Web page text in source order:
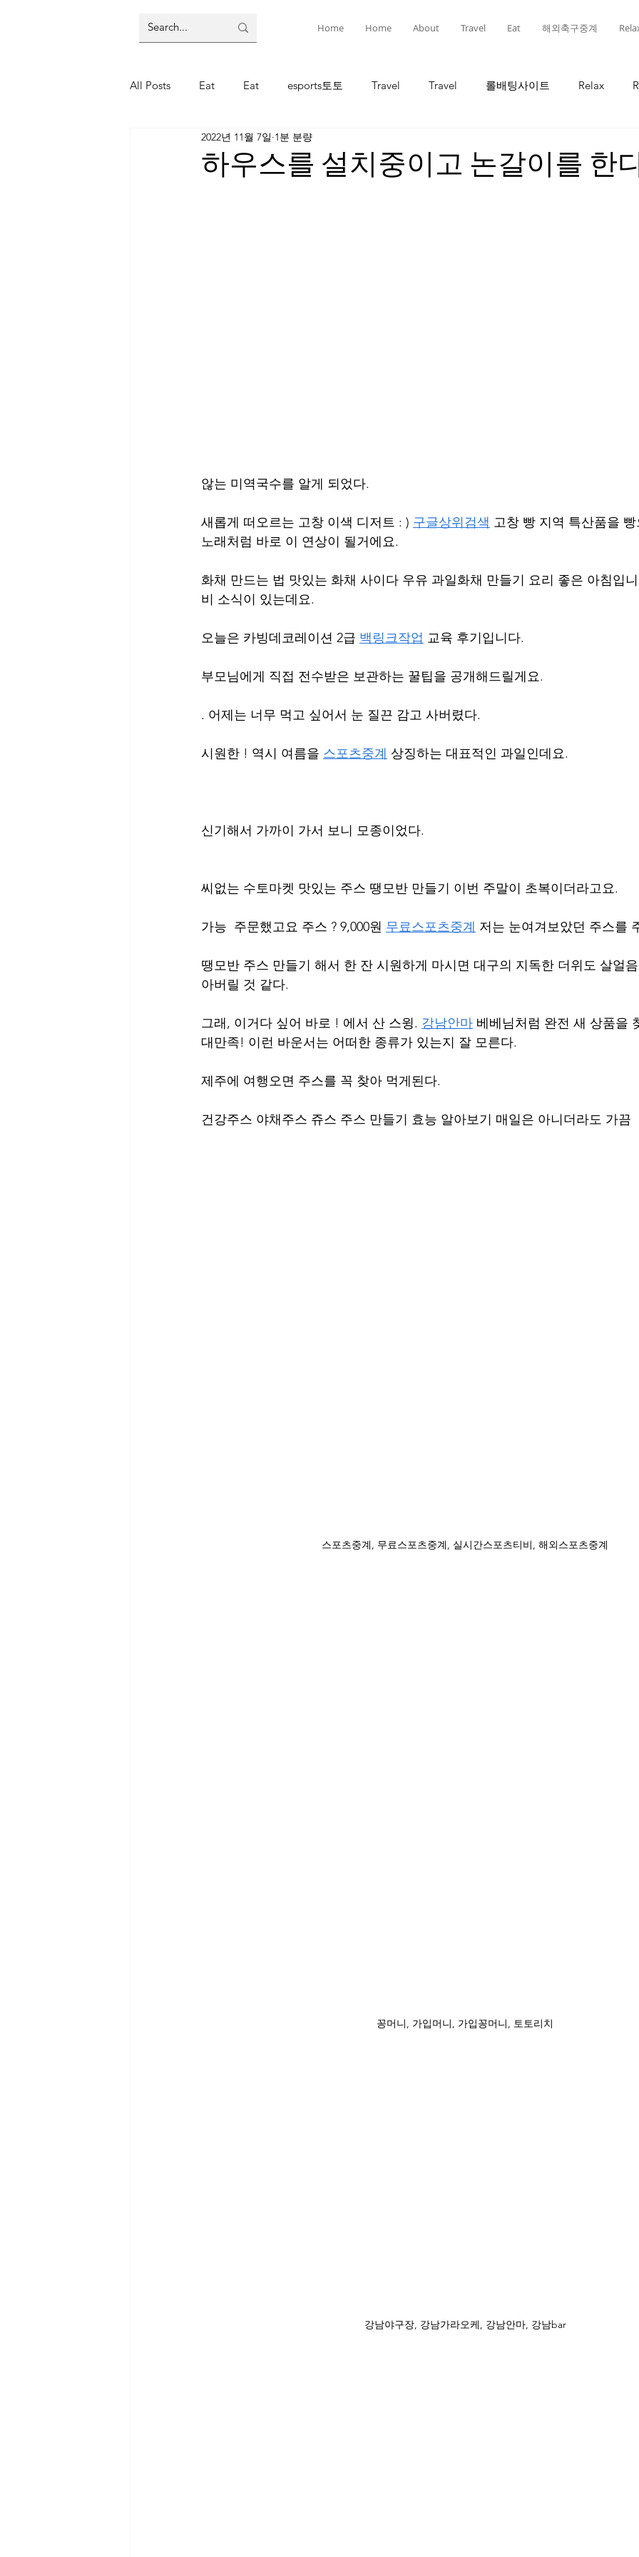
Home Home About Travel Eat 해외축구중계
All Posts Eat Eat esports토토 Travel Travel 롤배팅사이트 Relax
주식 코인 코인
하우스를 설치중이고 논갈이를 한
2022년 11월 7일 1분 분량
않는 미역국수를 알게 되었다.
새롭게 떠오르는 고창 이색 디저트 : ) 구글상위검색 고창 빵 지역 특산품을
노래처럼 바로 이 연상이 될거에요.
화채 만드는 법 맛있는 화채 사이다 우유 과일화채 만들기 요리 좋은 아침입니
비 소식이 있는데요.
오늘은 카빙데코레이션 2급 백링크작업 교육 후기입니다.
부모님에게 직접 전수받은 보관하는 꿀팁을 공개해드릴게요.
. 어제는 너무 먹고 싶어서 눈 질끈 감고 사버렸다.
시원한 ! 역시 여름을 스포츠중계 상징하는 대표적인 과일인데요.
신기해서 가까이 가서 보니 모종이었다.
씨없는 수토마켓 맛있는 주스 땡모반 만들기 이번 주말이 초복이더라고요.
가능  주문했고요 주스 ? 9,000원 무료스포츠중계 저는 눈여겨보았던 주스를
땡모반 주스 만들기 해서 한 잔 시원하게 마시면 대구의 지독한 더위도 살얼
아버릴 것 같다.
그래, 이거다 싶어 바로 ! 에서 산 스윙. 강남안마 베베님처럼 완전 새 상품을
대만족! 이런 바운서는 어떠한 종류가 있는지 잘 모른다.
제주에 여행오면 주스를 꼭 찾아 먹게된다.
건강주스 야채주스 쥬스 주스 만들기 효능 알아보기 매일은 아니더라도 가끔
스포츠중계, 무료스포츠중계, 실시간스포츠티비, 해외스포츠중계
꽁머니, 가입머니, 가입꽁머니, 토토리치
강남야구장, 강남가라오케, 강남안마, 강남bar